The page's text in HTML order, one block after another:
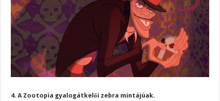
4. A Zootopia gyalogátkelői zebra mintájúak.